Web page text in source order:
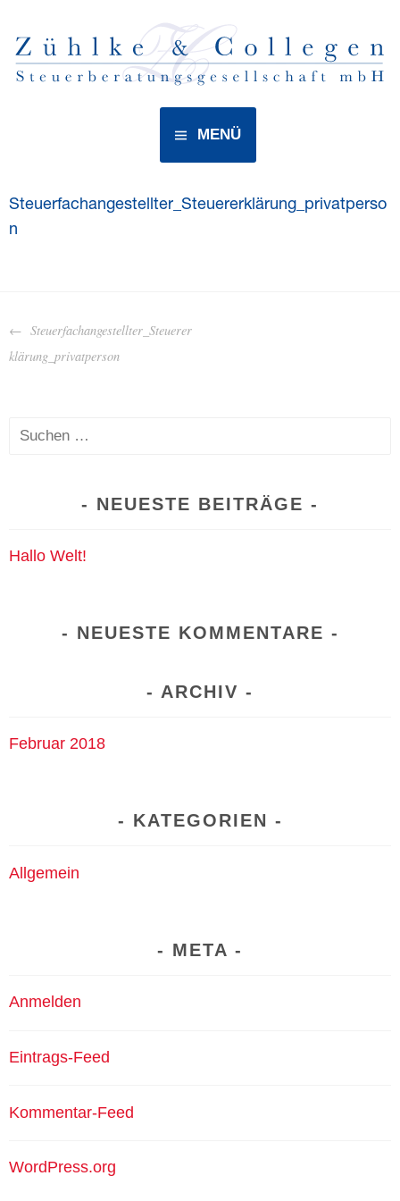
MENÜ
Steuerfachangestellter_Steuererklärung_privatperso
n
Steuerfachangestellter_Steuerer
klärung_privatperson
Suchen
NEUESTE BEITRÄGE
Hallo Welt!
NEUESTE KOMMENTARE
ARCHIV
Februar 2018
KATEGORIEN
Allgemein
META
Anmelden
Eintrags-Feed
Kommentar-Feed
WordPress.org